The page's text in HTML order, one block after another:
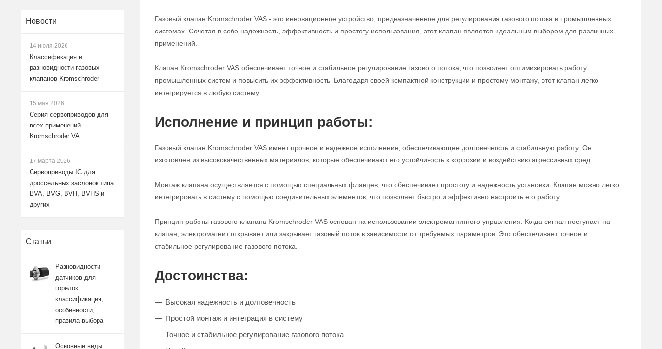
Газовый клапан Kromschroder VAS - это инновационное устройство, предназначенное для регулирования газового потока в промышленных
системах. Сочетая в себе надежность, эффективность и простоту использования, этот клапан является идеальным выбором для различных
применений.
Клапан Kromschroder VAS обеспечивает точное и стабильное регулирование газового потока, что позволяет оптимизировать работу
промышленных систем и повысить их эффективность. Благодаря своей компактной конструкции и простому монтажу, этот клапан легко
интегрируется в любую систему.
Исполнение и принцип работы:
Газовый клапан Kromschroder VAS имеет прочное и надежное исполнение, обеспечивающее долговечность и стабильную работу. Он
изготовлен из высококачественных материалов, которые обеспечивают его устойчивость к коррозии и воздействию агрессивных сред.
Монтаж клапана осуществляется с помощью специальных фланцев, что обеспечивает простоту и надежность установки. Клапан можно легко
интегрировать в систему с помощью соединительных элементов, что позволяет быстро и эффективно настроить его работу.
Принцип работы газового клапана Kromschroder VAS основан на использовании электромагнитного управления. Когда сигнал поступает на
клапан, электромагнит открывает или закрывает газовый поток в зависимости от требуемых параметров. Это обеспечивает точное и
стабильное регулирование газового потока.
Достоинства:
Высокая надежность и долговечность
Простой монтаж и интеграция в систему
Точное и стабильное регулирование газового потока
Новости
14 июля 2026
Классификация и
разновидности газовых
клапанов Kromschroder
15 мая 2026
Серия сервоприводов для
всех применений
Kromschroder VA
17 марта 2026
Сервоприводы IC для
дроссельных заслонок типа
BVA, BVG, BVH, BVHS и
других
Статьи
Разновидности
датчиков для
горелок:
классификация,
особенности,
правила выбора
Основные виды